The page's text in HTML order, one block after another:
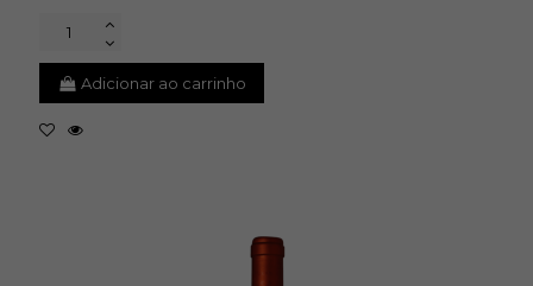
Adicionar ao carrinho